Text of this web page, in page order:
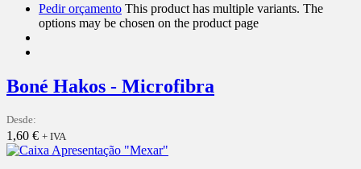
Pedir orçamento This product has multiple variants. The
options may be chosen on the product page
Boné Hakos - Microfibra
Desde:
1,60 € + IVA